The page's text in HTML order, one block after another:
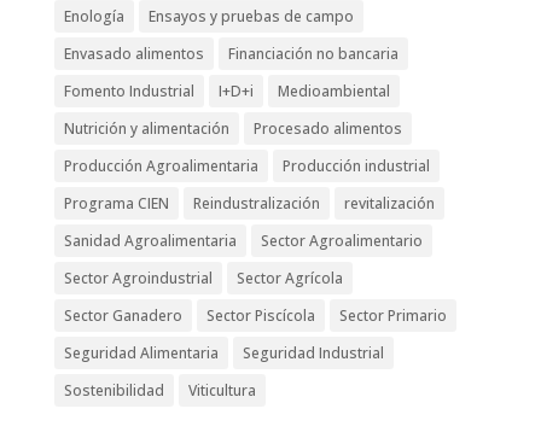
Enología
Ensayos y pruebas de campo
Envasado alimentos
Financiación no bancaria
Fomento Industrial
I+D+i
Medioambiental
Nutrición y alimentación
Procesado alimentos
Producción Agroalimentaria
Producción industrial
Programa CIEN
Reindustralización
revitalización
Sanidad Agroalimentaria
Sector Agroalimentario
Sector Agroindustrial
Sector Agrícola
Sector Ganadero
Sector Piscícola
Sector Primario
Seguridad Alimentaria
Seguridad Industrial
Sostenibilidad
Viticultura